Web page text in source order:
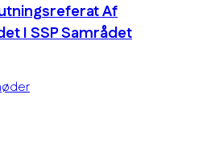
Af
I SSP Samrådet